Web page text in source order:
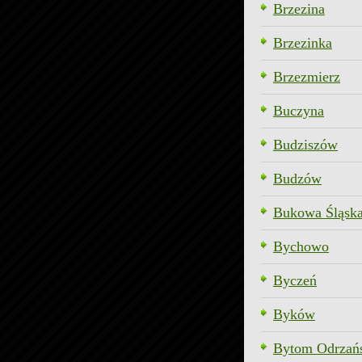
Brzezina
Brzezinka
Brzezmierz
Buczyna
Budziszów
Budzów
Bukowa
Bychowo
Byczeń
Byków
Bytom